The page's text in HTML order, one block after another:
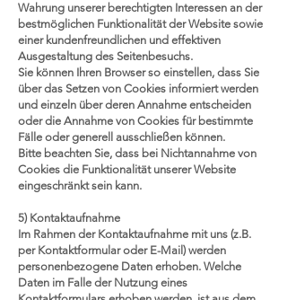
Wahrung unserer berechtigten Interessen an der
bestmöglichen Funktionalität der Website sowie
einer kundenfreundlichen und effektiven
Ausgestaltung des Seitenbesuchs.
Sie können Ihren Browser so einstellen, dass Sie
über das Setzen von Cookies informiert werden
und einzeln über deren Annahme entscheiden
oder die Annahme von Cookies für bestimmte
Fälle oder generell ausschließen können.
Bitte beachten Sie, dass bei Nichtannahme von
Cookies die Funktionalität unserer Website
eingeschränkt sein kann.
5) Kontaktaufnahme
Im Rahmen der Kontaktaufnahme mit uns (z.B.
per Kontaktformular oder E-Mail) werden
personenbezogene Daten erhoben. Welche
Daten im Falle der Nutzung eines